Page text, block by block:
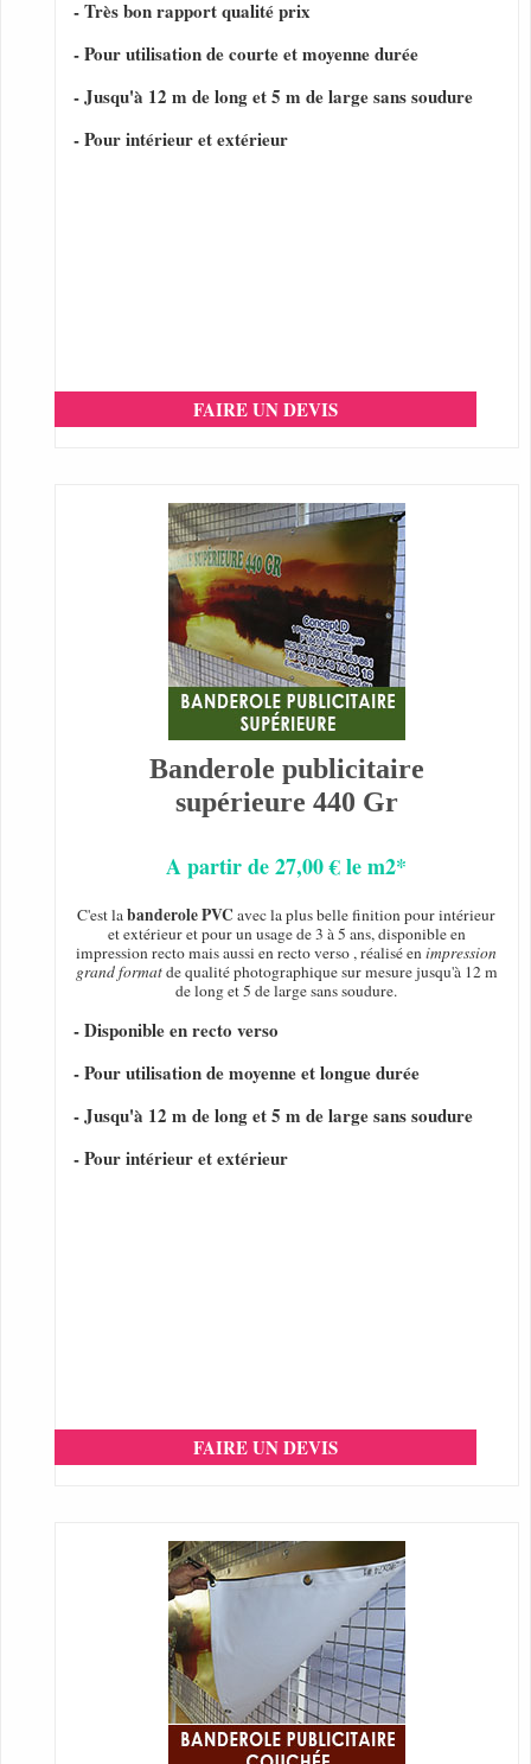
- Très bon rapport qualité prix
- Pour utilisation de courte et moyenne durée
- Jusqu'à 12 m de long et 5 m de large sans soudure
- Pour intérieur et extérieur
FAIRE UN DEVIS
Banderole publicitaire
supérieure 440 Gr
A partir de 27,00 € le m2*
C'est labanderole PVC avec la plus belle finition pour intérieur
et extérieur et pour un usage de 3 à 5 ans, disponible en
impression recto mais aussi en recto verso , réalisé enimpression
grand formatde qualité photographique sur mesure jusqu'à 12 m
de long et 5 de large sans soudure.
- Disponible en recto verso
- Pour utilisation de moyenne et longue durée
- Jusqu'à 12 m de long et 5 m de large sans soudure
- Pour intérieur et extérieur
FAIRE UN DEVIS